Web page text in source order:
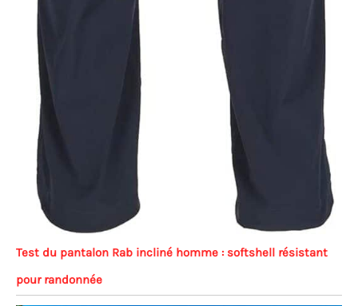
Test du pantalon Rab incliné homme : softshell résistant
pour randonnée